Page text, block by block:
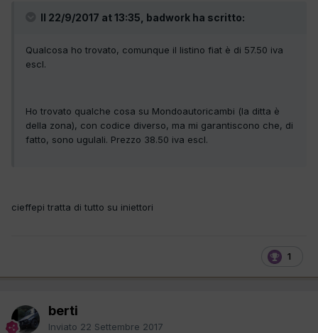
Il 22/9/2017 at 13:35, badwork ha scritto:
Qualcosa ho trovato, comunque il listino fiat è di 57.50 iva
escl.
Ho trovato qualche cosa su Mondoautoricambi (la ditta è
della zona), con codice diverso, ma mi garantiscono che, di
fatto, sono ugulali. Prezzo 38.50 iva escl.
cieffepi tratta di tutto su iniettori
1
berti
Inviato 22 Settembre 2017